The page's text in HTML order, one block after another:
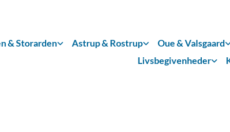
& Storarden Astrup & Rostrup Oue & Valsgaard
Livsbegivenheder